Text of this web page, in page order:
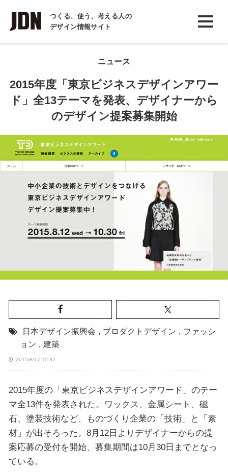
つくる、使う、考える人の
デザイン情報サイト
INTERVIEW
インタビュー
COLUMN
コラム
ニュース
2015年度「東京ビジネスデザインアワー
ド」全13テーマを発表、デザイナーから
のデザイン提案募集開始
日本デザイン振興会 , プロダクトデザイン , ファッシ
ョン , 建築
2015/8/17 10:32
2015年度の「東京ビジネスデザインアワード」のテー
マ全13件を発表された。ワックス、金属シート、磁
石、塗装技術など、ものづくり企業の「技術」と「素
材」が出そろった。8月12日よりデザイナーからの提
案応募の受付を開始、募集期間は10月30日までとなっ
ている。